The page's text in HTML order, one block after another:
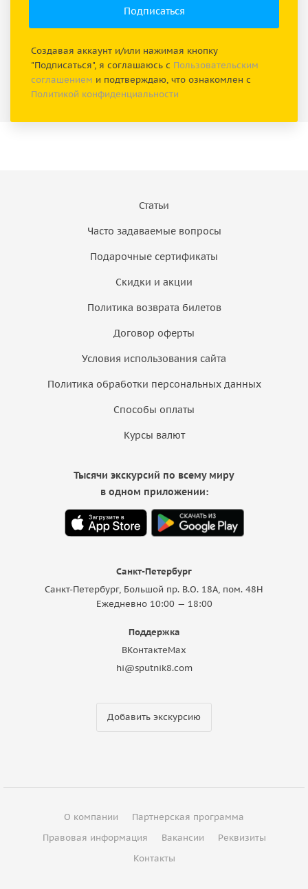
Создавая аккаунт и/или нажимая кнопку
"Подписаться", я соглашаюсь с Пользовательским
соглашением и подтверждаю, что ознакомлен с
Политикой конфиденциальности
Статьи
Часто задаваемые вопросы
Подарочные сертификаты
Скидки и акции
Политика возврата билетов
Договор оферты
Условия использования сайта
Политика обработки персональных данных
Способы оплаты
Курсы валют
Санкт-Петербург
Санкт-Петербург, Большой пр. В.О. 18A, пом. 48Н
Ежедневно 10:00 — 18:00
Поддержка
ВКонтактеMax
hi@sputnik8.com
Добавить экскурсию
Тысячи экскурсий по всему миру
в одном приложении:
О компании
Партнерская программа
Правовая информация
Вакансии
Реквизиты
Контакты